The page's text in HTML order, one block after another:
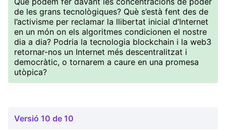
de les grans tecnològiques? Què s’està fent des de
l’activisme per reclamar la llibertat inicial d’Internet
en un món on els algoritmes condicionen el nostre
dia a dia? Podria la tecnologia blockchain i la web3
retornar-nos un Internet més descentralitzat i
democràtic, o tornarem a caure en una promesa
utòpica?
Versió 10 de 10